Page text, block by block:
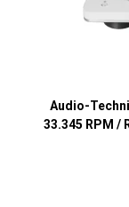
Audio-
33.345 RPM /